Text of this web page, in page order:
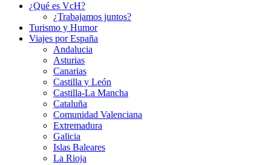
¿Qué es VcH?
¿Trabajamos juntos?
Turismo y Humor
Viajes por España
Andalucia
Asturias
Canarias
Castilla y León
Castilla-La Mancha
Cataluña
Comunidad Valenciana
Extremadura
Galicia
Islas Baleares
La Rioja